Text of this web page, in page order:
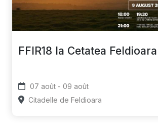
FFIR18 la Cetatea Feldioara
07 août - 09 août
Citadelle de Feldioara